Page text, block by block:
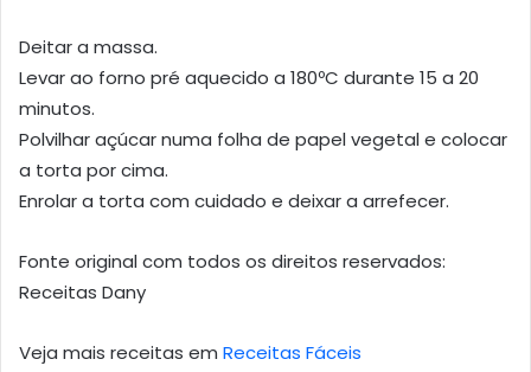
Deitar a massa.
Levar ao forno pré aquecido a 180ºC durante 15 a 20
minutos.
Polvilhar açúcar numa folha de papel vegetal e colocar
a torta por cima.
Enrolar a torta com cuidado e deixar a arrefecer.
Fonte original com todos os direitos reservados:
Receitas Dany
Veja mais receitas em Receitas Fáceis